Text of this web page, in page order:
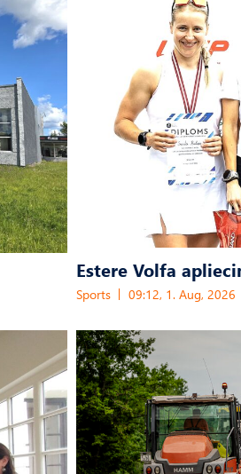
Estere Volfa
Sports 09:12, 1. Aug, 2026